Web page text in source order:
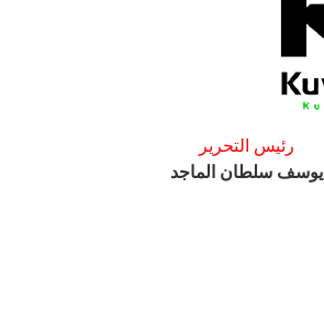
رئيس التحرير
يوسف سلطان الماجد